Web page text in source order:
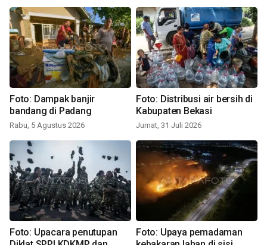
Foto: Dampak banjir
bandang di Padang
Rabu, 5 Agustus 2026
Foto: Distribusi air bersih di
Kabupaten Bekasi
Jumat, 31 Juli 2026
Foto: Upacara penutupan
Foto: Upaya pemadaman